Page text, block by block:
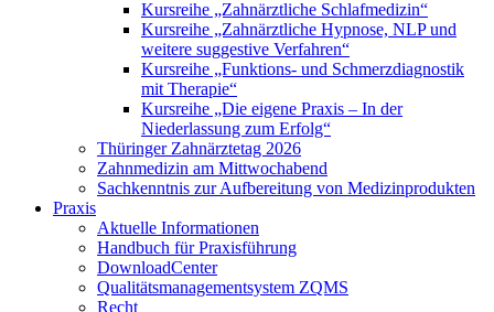
Kursreihe „Zahnärztliche Schlafmedizin“
Kursreihe „Zahnärztliche Hypnose, NLP und
weitere suggestive Verfahren“
Kursreihe „Funktions- und Schmerzdiagnostik
mit Therapie“
Kursreihe „Die eigene Praxis – In der
Niederlassung zum Erfolg“
Thüringer Zahnärztetag 2026
Zahnmedizin am Mittwochabend
Sachkenntnis zur Aufbereitung von Medizinprodukten
Praxis
Aktuelle Informationen
Handbuch für Praxisführung
DownloadCenter
Qualitätsmanagementsystem ZQMS
Recht